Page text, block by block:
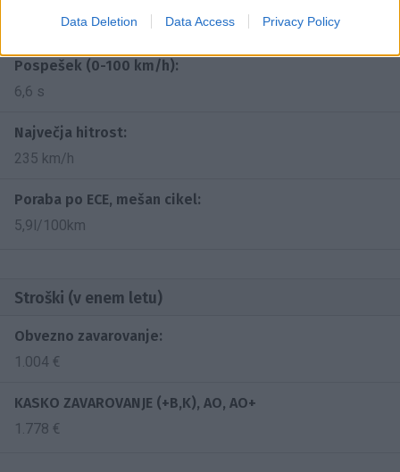
Data Deletion Data Access Privacy Policy
162kW (220 KM)
Pospešek (0-100 km/h):
6,6 s
Največja hitrost:
235 km/h
Poraba po ECE, mešan cikel:
5,9l/100km
Stroški (v enem letu)
Obvezno zavarovanje:
1.004 €
KASKO ZAVAROVANJE (+B,K), AO, AO+
1.778 €